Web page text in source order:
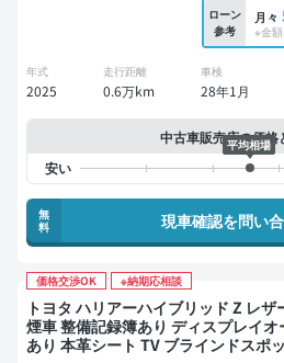
ローン
参考
月々
※金額
年式
2025
走行距離
0.6万km
車検
28年1月
中古車販売店の価格
平均相場
無
料
現車確認を問い
価格交渉OK ※納期応相談
トヨタ ハリアーハイブリッド Z レザーパ
煙車 整備記録簿あり ディスプレイ
あり 本革シート TV ブラインドスポ